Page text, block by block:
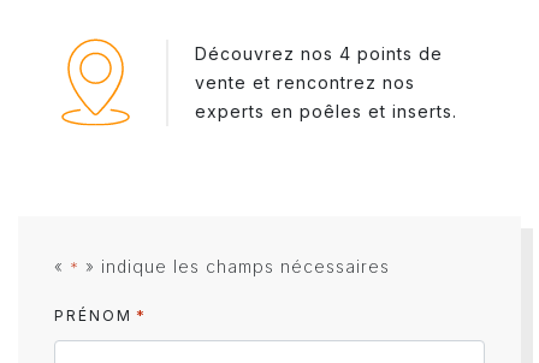
Découvrez nos 4 points de
vente et rencontrez nos
experts en poêles et inserts.
« * » indique les champs nécessaires
PRÉNOM *